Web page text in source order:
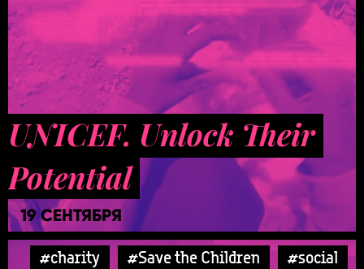
UNICEF. Unlock Their
Potential
19 СЕНТЯБРЯ
#charity #Save the Children
#social